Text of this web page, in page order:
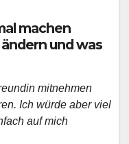
machen
und was
mitnehmen
Ich würde aber viel
auf mich